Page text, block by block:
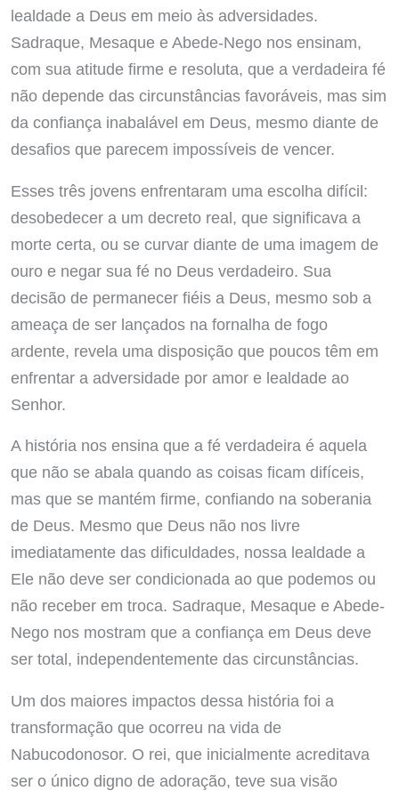
lealdade a Deus em meio às adversidades.
Sadraque, Mesaque e Abede-Nego nos ensinam,
com sua atitude firme e resoluta, que a verdadeira fé
não depende das circunstâncias favoráveis, mas sim
da confiança inabalável em Deus, mesmo diante de
desafios que parecem impossíveis de vencer.
Esses três jovens enfrentaram uma escolha difícil:
desobedecer a um decreto real, que significava a
morte certa, ou se curvar diante de uma imagem de
ouro e negar sua fé no Deus verdadeiro. Sua
decisão de permanecer fiéis a Deus, mesmo sob a
ameaça de ser lançados na fornalha de fogo
ardente, revela uma disposição que poucos têm em
enfrentar a adversidade por amor e lealdade ao
Senhor.
A história nos ensina que a fé verdadeira é aquela
que não se abala quando as coisas ficam difíceis,
mas que se mantém firme, confiando na soberania
de Deus. Mesmo que Deus não nos livre
imediatamente das dificuldades, nossa lealdade a
Ele não deve ser condicionada ao que podemos ou
não receber em troca. Sadraque, Mesaque e Abede-
Nego nos mostram que a confiança em Deus deve
ser total, independentemente das circunstâncias.
Um dos maiores impactos dessa história foi a
transformação que ocorreu na vida de
Nabucodonosor. O rei, que inicialmente acreditava
ser o único digno de adoração, teve sua visão